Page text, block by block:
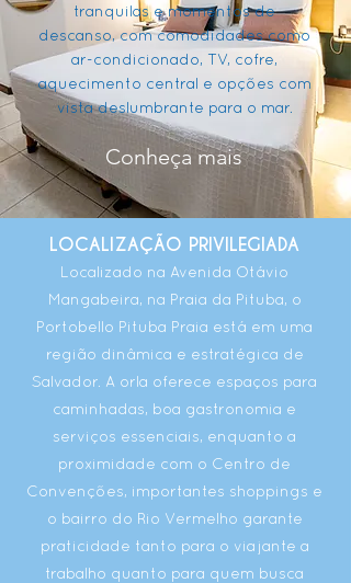
tranquilas e momentos de
descanso, com comodidades como
ar-condicionado, TV, cofre,
aquecimento central e opções com
vista deslumbrante para o mar.
Conheça mais
LOCALIZAÇÃO PRIVILEGIADA
Localizado na Avenida Otávio
Mangabeira, na Praia da Pituba, o
Portobello Pituba Praia está em uma
região dinâmica e estratégica de
Salvador. A orla oferece espaços para
caminhadas, boa gastronomia e
serviços essenciais, enquanto a
proximidade com o Centro de
Convenções, importantes shoppings e
o bairro do Rio Vermelho garante
praticidade tanto para o viajante a
trabalho quanto para quem busca